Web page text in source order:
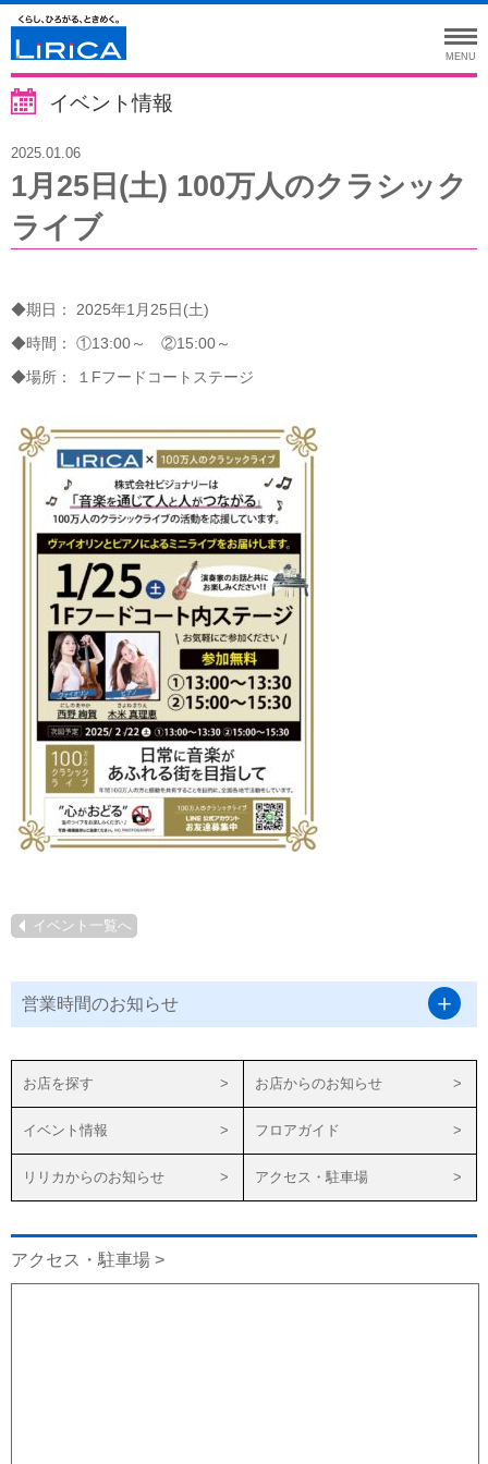
MENU
イベント情報
2025.01.06
1月25日(土) 100万人のクラシック
ライブ
◆期日： 2025年1月25日(土)
◆時間： ①13:00～ ②15:00～
◆場所： １Fフードコートステージ
イベント一覧へ
営業時間のお知らせ
お店を探す お店からのお知らせ
イベント情報 フロアガイド
リリカからのお知らせ アクセス・駐車場
アクセス・駐車場 >